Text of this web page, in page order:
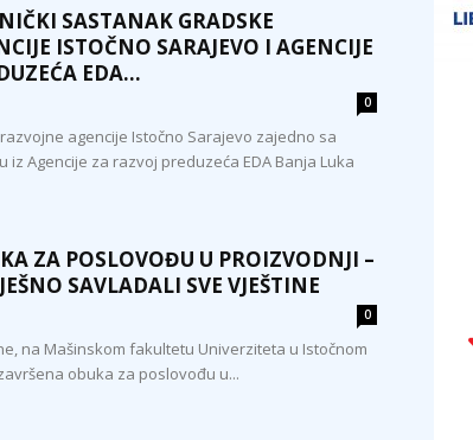
SASTANAK GRADSKE
ISTOČNO SARAJEVO I AGENCIJE
EDA...
0
agencije Istočno Sarajevo zajedno sa
Agencije za razvoj preduzeća EDA Banja Luka
ZA POSLOVOĐU U PROIZVODNJI –
SAVLADALI SVE VJEŠTINE
0
na Mašinskom fakultetu Univerziteta u Istočnom
obuka za poslovođu u...